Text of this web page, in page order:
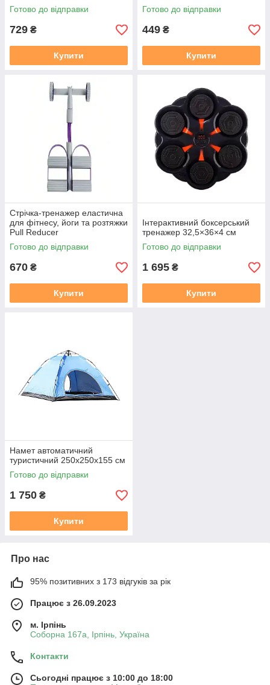
Готово до відправки
729 ₴
Купити
Готово до відправки
449 ₴
Купити
Стрічка-тренажер еластична
для фітнесу, йоги та розтяжки
Pull Reducer
Готово до відправки
670 ₴
Купити
Інтерактивний боксерський
тренажер 32,5×36×4 см
Готово до відправки
1 695 ₴
Купити
Намет автоматичний
туристичний 250х250х155 см
Готово до відправки
1 750 ₴
Купити
Про нас
95% позитивних з 173 відгуків за рік
Працює з 26.09.2023
м. Ірпінь
Соборна 167а, Ірпінь, Україна
Контакти
Сьогодні працює з 10:00 до 18:00